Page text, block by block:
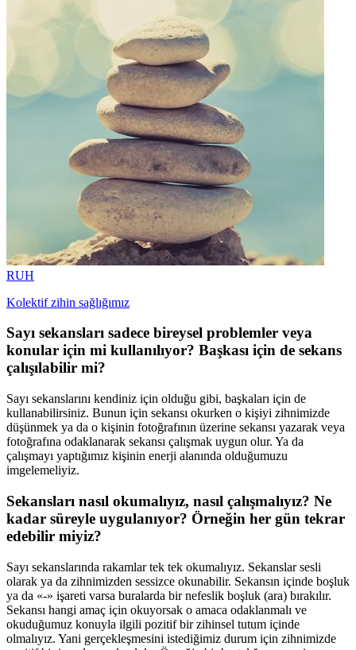
RUH
Kolektif zihin sağlığımız
Sayı sekansları sadece bireysel problemler veya
konular için mi kullanılıyor? Başkası için de sekans
çalışılabilir mi?
Sayı sekanslarını kendiniz için olduğu gibi, başkaları için de
kullanabilirsiniz. Bunun için sekansı okurken o kişiyi zihnimizde
düşünmek ya da o kişinin fotoğrafının üzerine sekansı yazarak veya
fotoğrafına odaklanarak sekansı çalışmak uygun olur. Ya da
çalışmayı yaptığımız kişinin enerji alanında olduğumuzu
imgelemeliyiz.
Sekansları nasıl okumalıyız, nasıl çalışmalıyız? Ne
kadar süreyle uygulanıyor? Örneğin her gün tekrar
edebilir miyiz?
Sayı sekanslarında rakamlar tek tek okumalıyız. Sekanslar sesli
olarak ya da zihnimizden sessizce okunabilir. Sekansın içinde boşluk
ya da «-» işareti varsa buralarda bir nefeslik boşluk (ara) bırakılır.
Sekansı hangi amaç için okuyorsak o amaca odaklanmalı ve
okuduğumuz konuyla ilgili pozitif bir zihinsel tutum içinde
olmalıyız. Yani gerçekleşmesini istediğimiz durum için zihnimizde